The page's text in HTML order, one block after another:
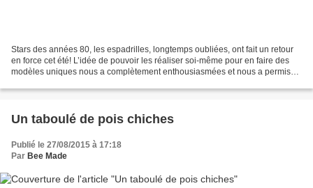
Stars des années 80, les espadrilles, longtemps oubliées, ont fait un retour
en force cet été! L’idée de pouvoir les réaliser soi-même pour en faire des
modèles uniques nous a complètement enthousiasmées et nous a permis
Un taboulé de pois chiches
Publié le 27/08/2015 à 17:18
Par Bee Made